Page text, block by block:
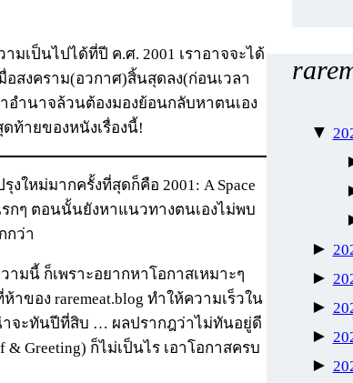
เป็นไปได้ที่ปี ค.ศ. 2001 เราอาจจะได้
สงคราม(อวกาศ)สิ้นสุดลง(ก่อนเวลา
อำนาจล้วนต้องมองย้อนกลับหาตนเอง
ท้ายของหนังเรื่องนี้!
ใหม่มากครั้งที่สุดก็คือ 2001: A Space
กๆ ตอนนั้นยังหาแนวทางตนเองไม่พบ
กว่า
มนี้ ก็เพราะอยากหาโอกาสเหมาะๆ
ของ raremeat.blog ทำให้ความเร็วใน
าจะทันปีที่สิบ … ผลปรากฎว่าไม่ทันอยู่ดี
Greeting) ก็ไม่เป็นไร เอาโอกาสครบ
▼
►
►
►
►
►